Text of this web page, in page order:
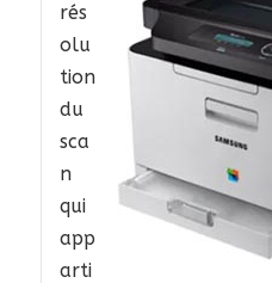
rés
olu
tion
du
sca
n
qui
app
arti